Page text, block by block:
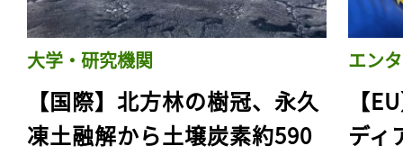
大学・研究機関
【国際】北方林の樹冠、永久
凍土融解から土壌炭素約590
エン
【
ディ